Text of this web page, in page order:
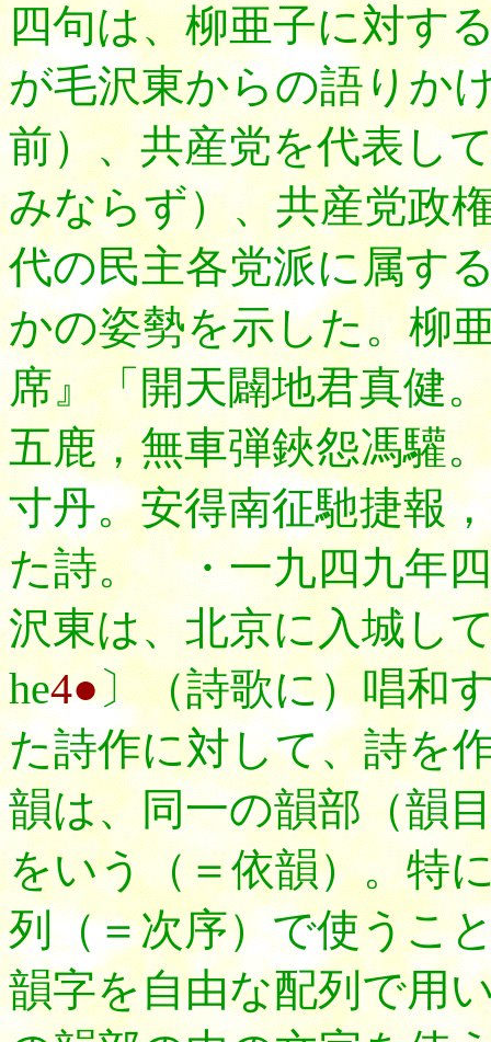
四句は、柳亜子に対す
が毛沢東からの語りか
前）、共産党を代表し
みならず）、共産党政
代の民主各党派に属す
かの姿勢を示した。柳
席』「開天闢地君真健
五鹿，無車弾鋏怨馮驩
寸丹。安得南征馳捷報
た詩。 ・一九四九年
沢東は、北京に入城し
he4●〕（詩歌に）唱和
た詩作に対して、詩を
韻は、同一の韻部（韻
をいう（＝依韻）。特
列（＝次序）で使うこ
韻字を自由な配列で用